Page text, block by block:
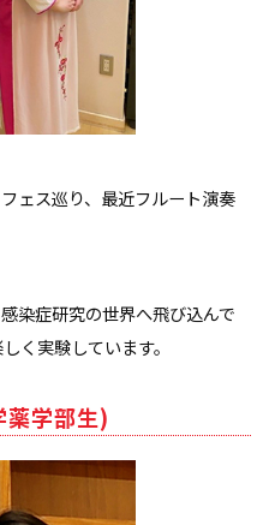
ェス巡り、最近フルート演奏
染症研究の世界へ飛び込んで
く実験しています。
学部生)